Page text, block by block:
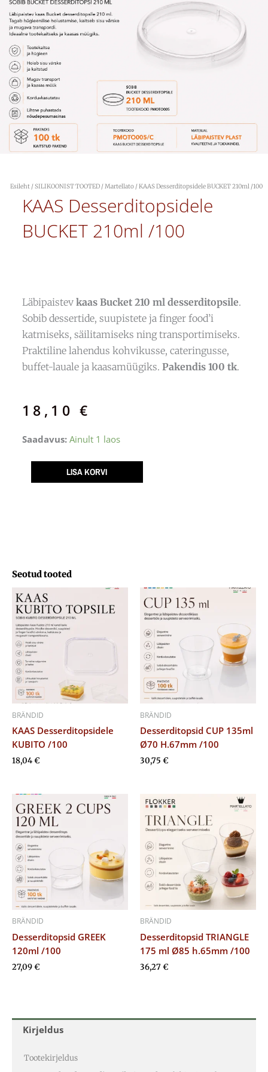
Esileht /SILIKOONIST TOOTED /Martellato / KAAS Desserditopsidele BUCKET 210ml /100
KAAS Desserditopsidele
BUCKET 210ml /100
Läbipaistev kaas Bucket 210 ml desserditopsile.
Sobib dessertide, suupistete ja finger food’i
katmiseks, säilitamiseks ning transportimiseks.
Praktiline lahendus kohvikusse, cateringusse,
buffet-lauale ja kaasamüügiks. Pakendis 100 tk.
18,10€
Saadavus: Ainult 1 laos
KAAS
LISA KORVI
Kirjeldus
Tootekirjeldus
Seotud tooted
BRÄNDID
KAAS Desserditopsidele
KUBITO /100
18,04€
BRÄNDID
Desserditopsid CUP 135ml
Ø70 H.67mm /100
30,75 €
BRÄNDID
Desserditopsid GREEK
120ml /100
27,09€
BRÄNDID
Desserditopsid TRIANGLE
175 ml Ø85 h.65mm /100
36,27€